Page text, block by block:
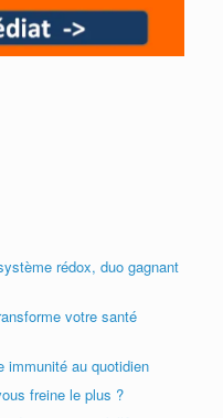
rédox, duo gagnant
votre santé
immunité au quotidien
freine le plus ?